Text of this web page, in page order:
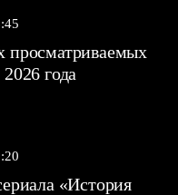
просматриваемых
года
«История